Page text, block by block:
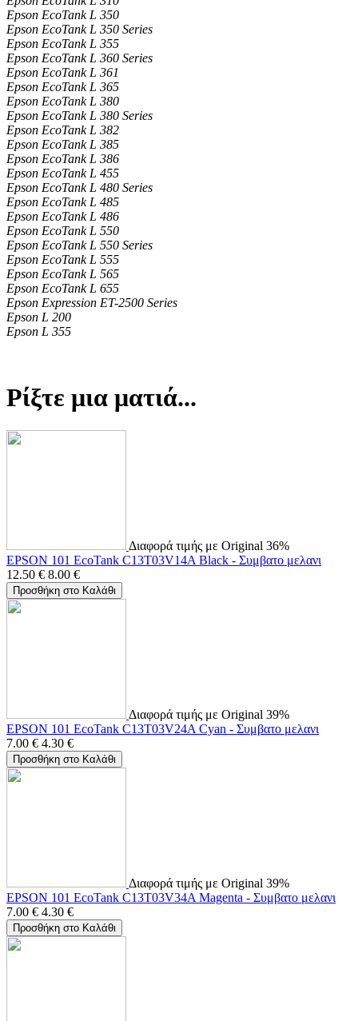
Epson EcoTank L 350
Epson EcoTank L 350 Series
Epson EcoTank L 355
Epson EcoTank L 360 Series
Epson EcoTank L 361
Epson EcoTank L 365
Epson EcoTank L 380
Epson EcoTank L 380 Series
Epson EcoTank L 382
Epson EcoTank L 385
Epson EcoTank L 386
Epson EcoTank L 455
Epson EcoTank L 480 Series
Epson EcoTank L 485
Epson EcoTank L 486
Epson EcoTank L 550
Epson EcoTank L 550 Series
Epson EcoTank L 555
Epson EcoTank L 565
Epson EcoTank L 655
Epson Expression ET-2500 Series
Epson L 200
Epson L 355
Ρίξτε μια ματιά...
Διαφορά τιμής με Original 36%
EPSON 101 EcoTank C13T03V14A Black - Συμβατο μελανι
12.50 € 8.00 €
Προσθήκη στο Καλάθι
Διαφορά τιμής με Original 39%
EPSON 101 EcoTank C13T03V24A Cyan - Συμβατο μελανι
7.00 € 4.30 €
Προσθήκη στο Καλάθι
Διαφορά τιμής με Original 39%
EPSON 101 EcoTank C13T03V34A Magenta - Συμβατο μελανι
7.00 € 4.30 €
Προσθήκη στο Καλάθι